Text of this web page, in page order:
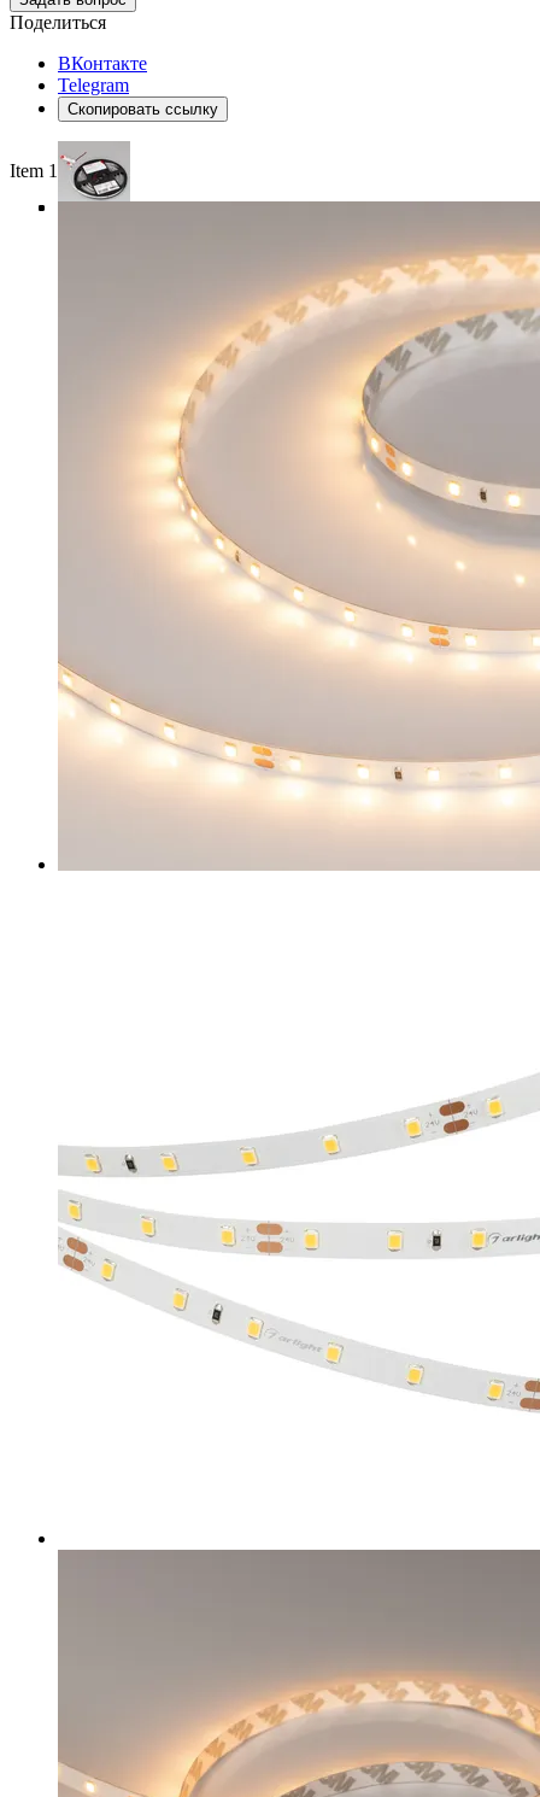
Поделиться
ВКонтакте
Telegram
Скопировать ссылку
Item 1 of 4